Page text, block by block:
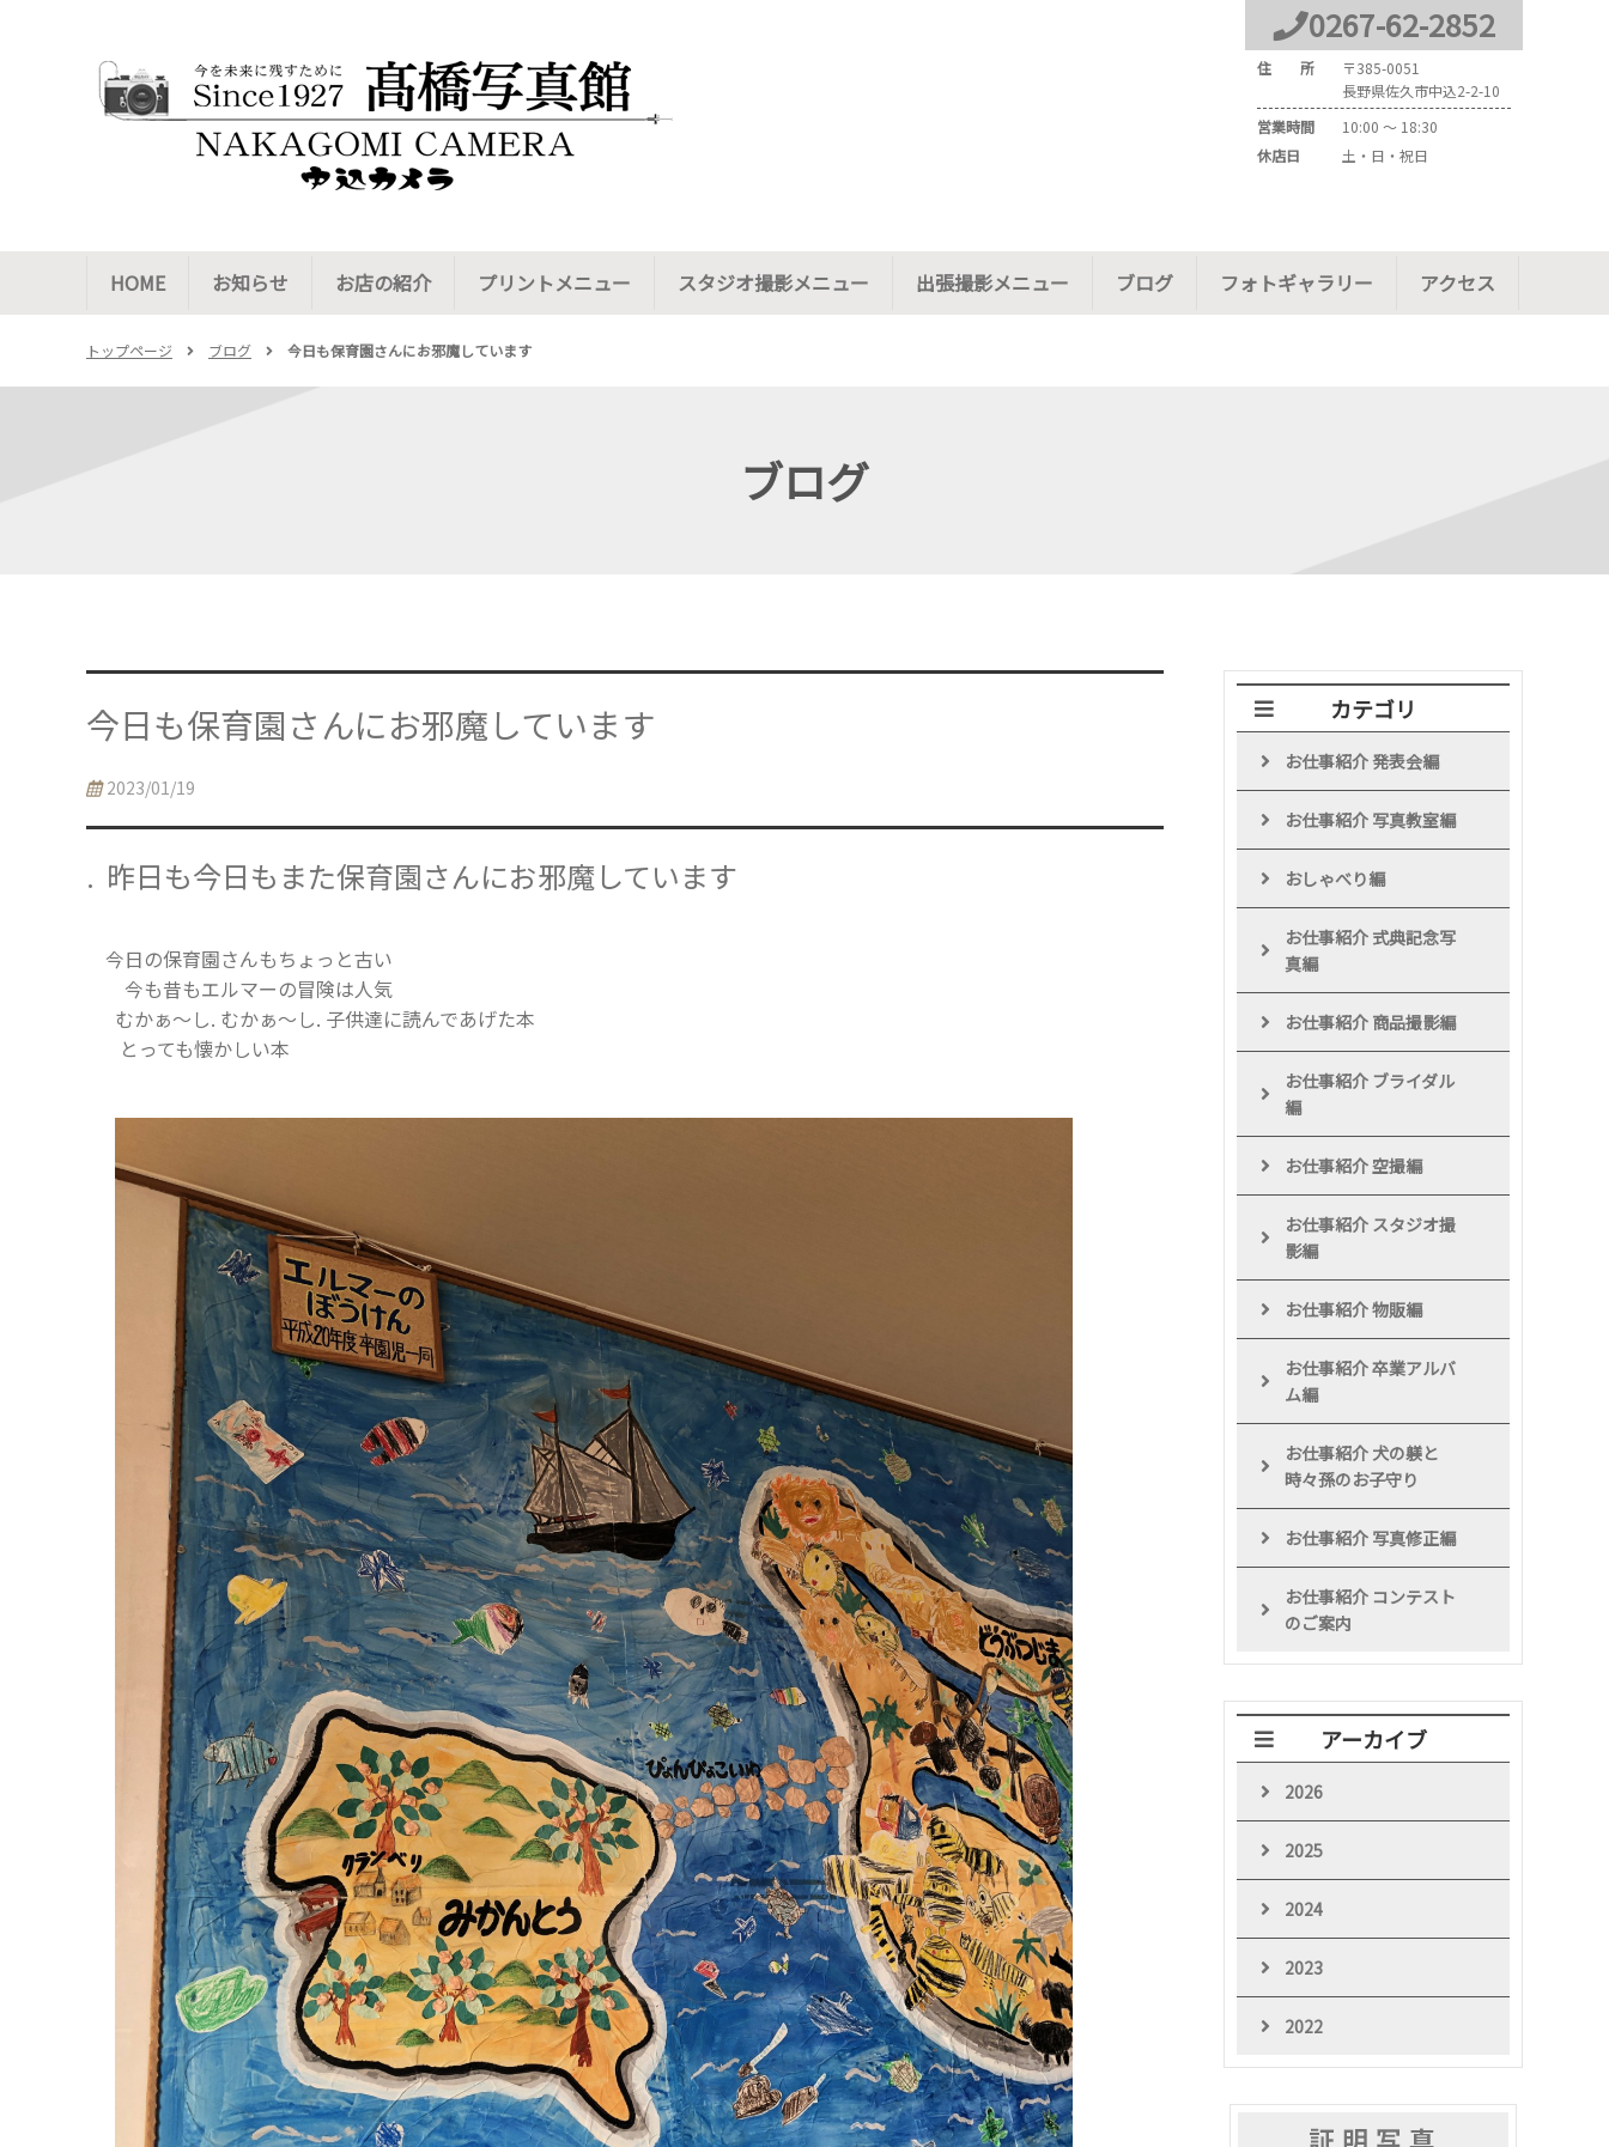
0267-62-2852
住 所 〒385-0051
長野県佐久市中込2-2-10
営業時間
10:00 ～ 18:30
休店日
土・日・祝日
HOME お知らせ お店の紹介 プリントメニュー スタジオ撮影メニュー 出張撮影メニュー ブログ フォトギャラリー アクセス
トップページ ブログ 今日も保育園さんにお邪魔しています
ブログ
今日も保育園さんにお邪魔しています
2023/01/19
. 昨日も今日もまた保育園さんにお邪魔しています
今日の保育園さんもちょっと古い
今も昔もエルマーの冒険は人気
むかぁ〜し. むかぁ〜し. 子供達に読んであげた本
とっても懐かしい本
カテゴリ
お仕事紹介 発表会編
お仕事紹介 写真教室編
おしゃべり編
お仕事紹介 式典記念写
真編
お仕事紹介 商品撮影編
お仕事紹介 ブライダル
編
お仕事紹介 空撮編
お仕事紹介 スタジオ撮
影編
お仕事紹介 物販編
お仕事紹介 卒業アルバ
ム編
お仕事紹介 犬の躾と
時々孫のお子守り
お仕事紹介 写真修正編
お仕事紹介 コンテスト
のご案内
アーカイブ
2026
2025
2024
2023
2022